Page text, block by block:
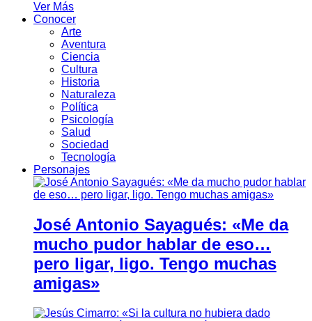
Ver Más
Conocer
Arte
Aventura
Ciencia
Cultura
Historia
Naturaleza
Política
Psicología
Salud
Sociedad
Tecnología
Personajes
José Antonio Sayagués: «Me da
mucho pudor hablar de eso…
pero ligar, ligo. Tengo muchas
amigas»